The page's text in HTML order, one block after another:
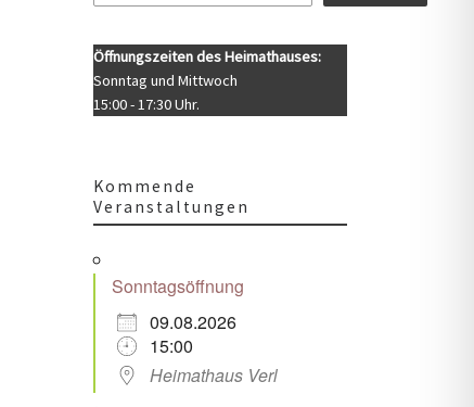
Office 365
Öffnungszeiten des Heimathauses:
Sonntag und Mittwoch
15:00 - 17:30 Uhr.
Kommende
Veranstaltungen
Sonntagsöffnung
09.08.2026
15:00
Heimathaus Verl